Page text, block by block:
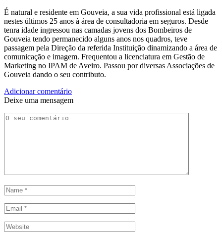
É natural e residente em Gouveia, a sua vida profissional está ligada
nestes últimos 25 anos à área de consultadoria em seguros. Desde
tenra idade ingressou nas camadas jovens dos Bombeiros de
Gouveia tendo permanecido alguns anos nos quadros, teve
passagem pela Direção da referida Instituição dinamizando a área de
comunicação e imagem. Frequentou a licenciatura em Gestão de
Marketing no IPAM de Aveiro. Passou por diversas Associações de
Gouveia dando o seu contributo.
Adicionar comentário
Deixe uma mensagem